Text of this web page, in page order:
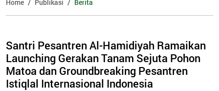
Home Publikasi Berita
Santri Pesantren Al-Hamidiyah Ramaikan
Launching Gerakan Tanam Sejuta Pohon
Matoa dan Groundbreaking Pesantren
Istiqlal Internasional Indonesia